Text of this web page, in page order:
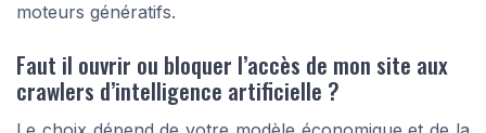
moteurs génératifs.
Faut il ouvrir ou bloquer l’accès de mon site aux
crawlers d’intelligence artificielle ?